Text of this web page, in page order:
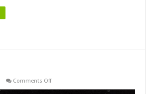
Comments Offon